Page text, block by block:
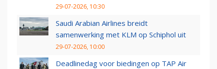
29-07-2026, 10:30
Saudi Arabian Airlines breidt
samenwerking met KLM op Schiphol uit
29-07-2026, 10:00
Deadlinedag voor biedingen op TAP Air